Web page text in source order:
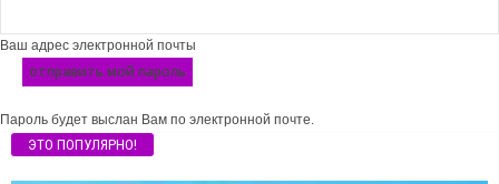
Ваш адрес электронной почты
Пароль будет выслан Вам по электронной почте.
ЭТО ПОПУЛЯРНО!